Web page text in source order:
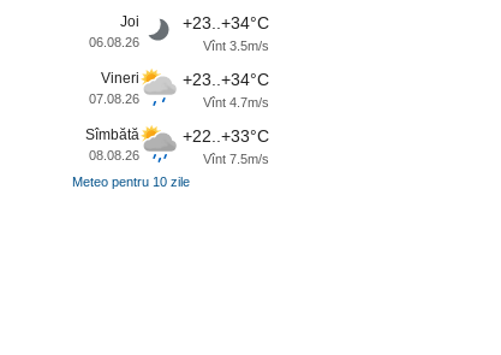
Joi
06.08.26
+23..+34°C
Vînt 3.5m/s
Vineri
07.08.26
+23..+34°C
Vînt 4.7m/s
Sîmbătă
08.08.26
+22..+33°C
Vînt 7.5m/s
Meteo pentru 10 zile